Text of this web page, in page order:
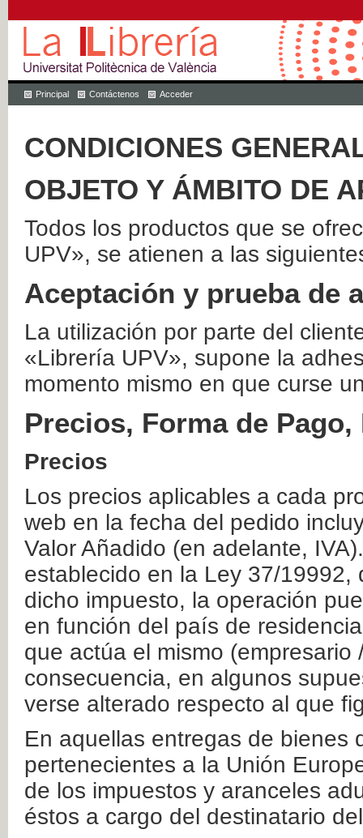
Principal Contáctenos Acceder
CONDICIONES
OBJETO Y ÁMBITO DE
Todos los productos que se
UPV», se atienen a las
Aceptación y prueba de
La utilización por parte del
«Librería UPV», supone la
momento mismo en que curse
Precios, Forma de
Precios
Los precios aplicables a cada
web en la fecha del pedido
Valor Añadido (en adelante,
establecido en la Ley 37/
dicho impuesto, la operación
en función del país de
que actúa el mismo
consecuencia, en algunos
verse alterado respecto al que
En aquellas entregas de bienes
pertenecientes a la Unión
de los impuestos y aranceles
éstos a cargo del destinatario